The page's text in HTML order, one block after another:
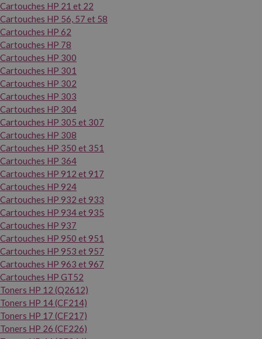
Cartouches HP 21 et 22
Cartouches HP 56, 57 et 58
Cartouches HP 62
Cartouches HP 78
Cartouches HP 300
Cartouches HP 301
Cartouches HP 302
Cartouches HP 303
Cartouches HP 304
Cartouches HP 305 et 307
Cartouches HP 308
Cartouches HP 350 et 351
Cartouches HP 364
Cartouches HP 912 et 917
Cartouches HP 924
Cartouches HP 932 et 933
Cartouches HP 934 et 935
Cartouches HP 937
Cartouches HP 950 et 951
Cartouches HP 953 et 957
Cartouches HP 963 et 967
Cartouches HP GT52
Toners HP 12 (Q2612)
Toners HP 14 (CF214)
Toners HP 17 (CF217)
Toners HP 26 (CF226)